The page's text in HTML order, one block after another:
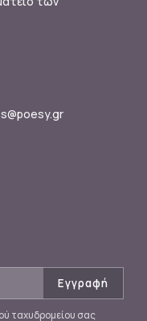
ταχυδρομείου σας